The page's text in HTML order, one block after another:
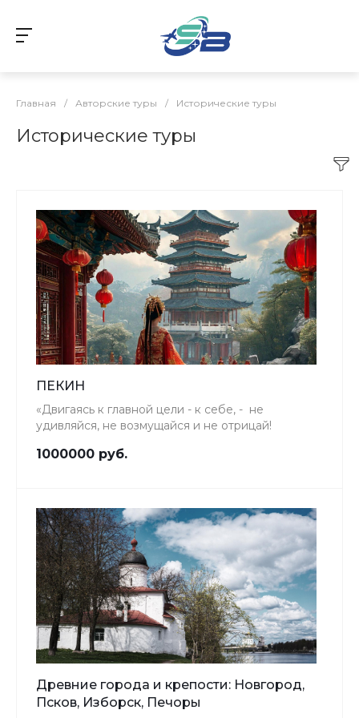
Главная / Авторские туры / Исторические туры
Исторические туры
ПЕКИН
«Двигаясь к главной цели - к себе, - не
удивляйся, не возмущайся и не отрицай!
1000000 руб.
Древние города и крепости: Новгород,
Псков, Изборск, Печоры